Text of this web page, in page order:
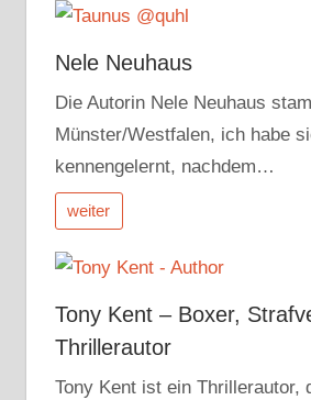
Nele Neuhaus
Die Autorin Nele Neuhaus
Münster/Westfalen, ich habe
kennengelernt, nachdem…
weiter
Tony Kent – Boxer,
Thrillerautor
Tony Kent ist ein Thrillerautor,